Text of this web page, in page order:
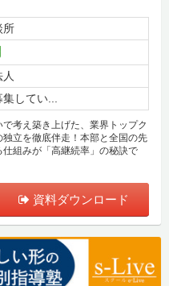
所
してい...
考え築き上げた、業界トップク
立を徹底伴走！本部と全国の先
組みが「高継続率」の秘訣で
資料ダウンロード